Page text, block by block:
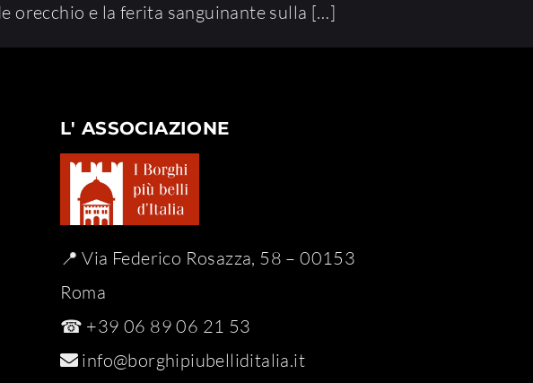
orecchio e la ferita sanguinante sulla […]
L' ASSOCIAZIONE
📍 Via Federico Rosazza, 58 – 00153
Roma
☎ +39 06 89 06 21 53
info@borghipiubelliditalia.it